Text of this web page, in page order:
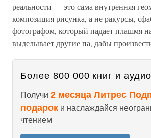
реальности — это сама внутренняя
композиция рисунка, а не ракурсы,
фотографом, который падает плашмя
выделывает другие па, дабы
Более 800 000 книг и
Получи 2 месяца Литрес
подарок и наслаждайся
чтением